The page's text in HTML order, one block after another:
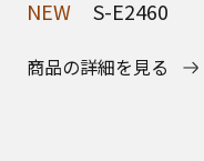
NEW S-E2460
商品の詳細を見る